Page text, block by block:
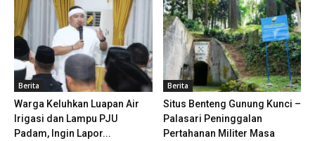
Berita
Warga Keluhkan Luapan Air
Irigasi dan Lampu PJU
Padam, Ingin Lapor...
Berita
Situs Benteng Gunung Kunci –
Palasari Peninggalan
Pertahanan Militer Masa